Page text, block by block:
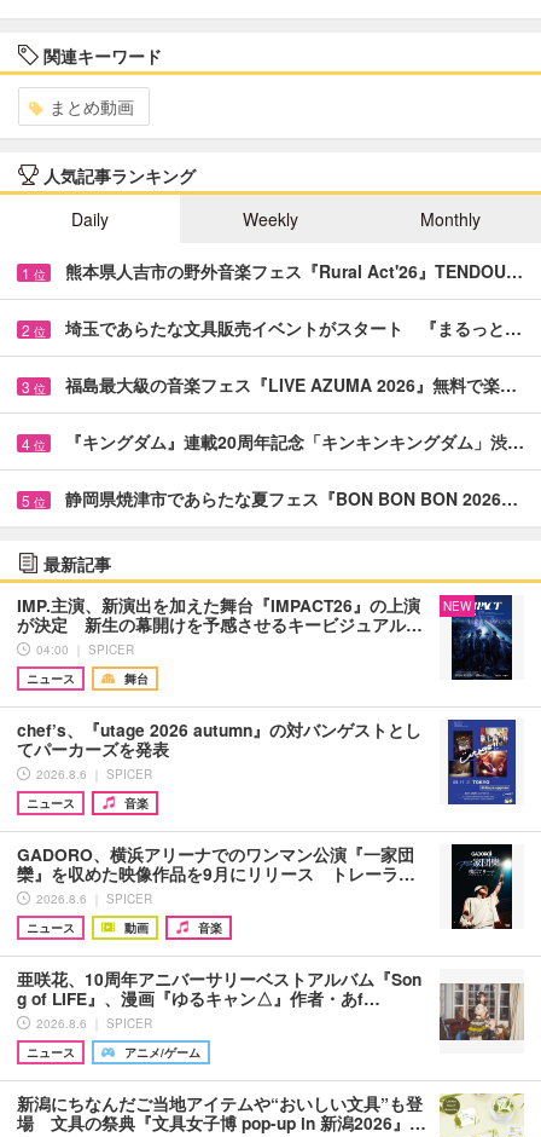
関連キーワード
まとめ動画
人気記事ランキング
Daily
Weekly Monthly
1 位 熊本県人吉市の野外音楽フェス『Rural Act'26』TENDOU…
2 位 埼玉であらたな文具販売イベントがスタート 『まるっと…
3 位 福島最大級の音楽フェス『LIVE AZUMA 2026』無料で楽…
4 位 『キングダム』連載20周年記念「キンキンキングダム」渋…
5 位 静岡県焼津市であらたな夏フェス『BON BON BON 2026…
最新記事
IMP.主演、新演出を加えた舞台『IMPACT26』の上演
が決定 新生の幕開けを予感させるキービジュアル…
04:00 ｜ SPICER
ニュース
舞台
NEW
chef’s、『utage 2026 autumn』の対バンゲストとし
てパーカーズを発表
2026.8.6 ｜ SPICER
ニュース
音楽
GADORO、横浜アリーナでのワンマン公演『一家団
欒』を収めた映像作品を9月にリリース トレーラ…
2026.8.6 ｜ SPICER
ニュース
動画 音楽
亜咲花、10周年アニバーサリーベストアルバム『Son
g of LIFE』、漫画『ゆるキャン△』作者・あf…
2026.8.6 ｜ SPICER
ニュース
アニメ/ゲーム
新潟にちなんだご当地アイテムや“おいしい文具”も登
場 文具の祭典『文具女子博 pop-up in 新潟2026』…